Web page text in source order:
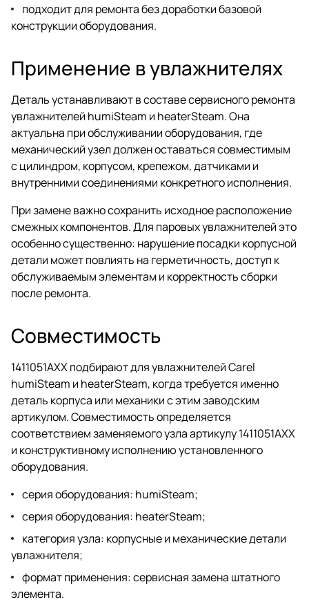
подходит для ремонта без доработки базовой
конструкции оборудования.
Применение в увлажнителях
Деталь устанавливают в составе сервисного ремонта
увлажнителей humiSteam и heaterSteam. Она
актуальна при обслуживании оборудования, где
механический узел должен оставаться совместимым
с цилиндром, корпусом, крепежом, датчиками и
внутренними соединениями конкретного исполнения.
При замене важно сохранить исходное расположение
смежных компонентов. Для паровых увлажнителей это
особенно существенно: нарушение посадки корпусной
детали может повлиять на герметичность, доступ к
обслуживаемым элементам и корректность сборки
после ремонта.
Совместимость
1411051AXX подбирают для увлажнителей Carel
humiSteam и heaterSteam, когда требуется именно
деталь корпуса или механики с этим заводским
артикулом. Совместимость определяется
соответствием заменяемого узла артикулу 1411051AXX
и конструктивному исполнению установленного
оборудования.
серия оборудования: humiSteam;
серия оборудования: heaterSteam;
категория узла: корпусные и механические детали
увлажнителя;
формат применения: сервисная замена штатного
элемента.